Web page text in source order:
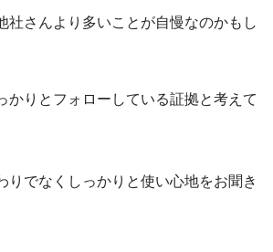
社さんより多いことが自慢なのかもし
かりとフォローしている証拠と考えて
りでなくしっかりと使い心地をお聞き